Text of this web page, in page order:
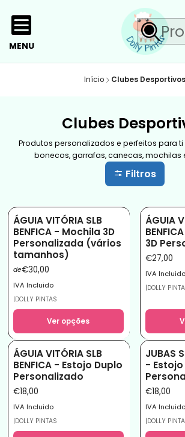
MENU
Início Clubes Desportivos
Clubes
Produtos personalizados e perfeitos para
bonecos, garrafas, canecas, mochilas
Filtros
ÁGUIA VITÓRIA SLB
BENFICA - Mochila 3D
Personalizada (vários
tamanhos)
de€30,00
IVA Incluido
|DOLLY PINTAS
Ver opções
ÁGUIA
3D
€27,00
IVA Incluido
|DOLLY
ÁGUIA VITÓRIA SLB
BENFICA - Estojo Duplo
Personalizado
€18,00
IVA Incluido
|DOLLY PINTAS
JUBAS
- Estojo
€18,00
IVA Incluido
|DOLLY